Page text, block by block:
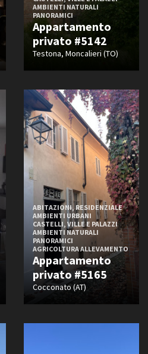
AMBIENTI NATURALI
PANORAMICI
Appartamento
privato #5142
Testona, Moncalieri (TO)
ABITAZIONI, RESIDENZIALE
AMBIENTI URBANI
CASTELLI, VILLE E PALAZZI
AMBIENTI NATURALI
PANORAMICI
AGRICOLTURA ALLEVAMENTO
Appartamento
privato #5165
Cocconato (AT)